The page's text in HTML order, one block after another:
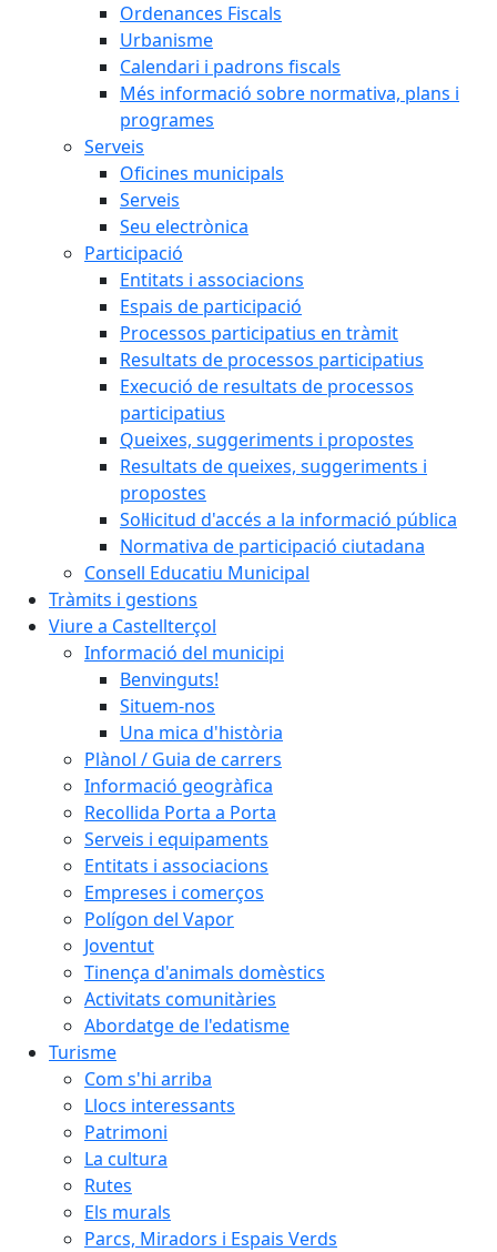
Ordenances Fiscals
Urbanisme
Calendari i padrons fiscals
Més informació sobre normativa, plans i
programes
Serveis
Oficines municipals
Serveis
Seu electrònica
Participació
Entitats i associacions
Espais de participació
Processos participatius en tràmit
Resultats de processos participatius
Execució de resultats de processos
participatius
Queixes, suggeriments i propostes
Resultats de queixes, suggeriments i
propostes
Sol·licitud d'accés a la informació pública
Normativa de participació ciutadana
Consell Educatiu Municipal
Tràmits i gestions
Viure a Castellterçol
Informació del municipi
Benvinguts!
Situem-nos
Una mica d'història
Plànol / Guia de carrers
Informació geogràfica
Recollida Porta a Porta
Serveis i equipaments
Entitats i associacions
Empreses i comerços
Polígon del Vapor
Joventut
Tinença d'animals domèstics
Activitats comunitàries
Abordatge de l'edatisme
Turisme
Com s'hi arriba
Llocs interessants
Patrimoni
La cultura
Rutes
Els murals
Parcs, Miradors i Espais Verds